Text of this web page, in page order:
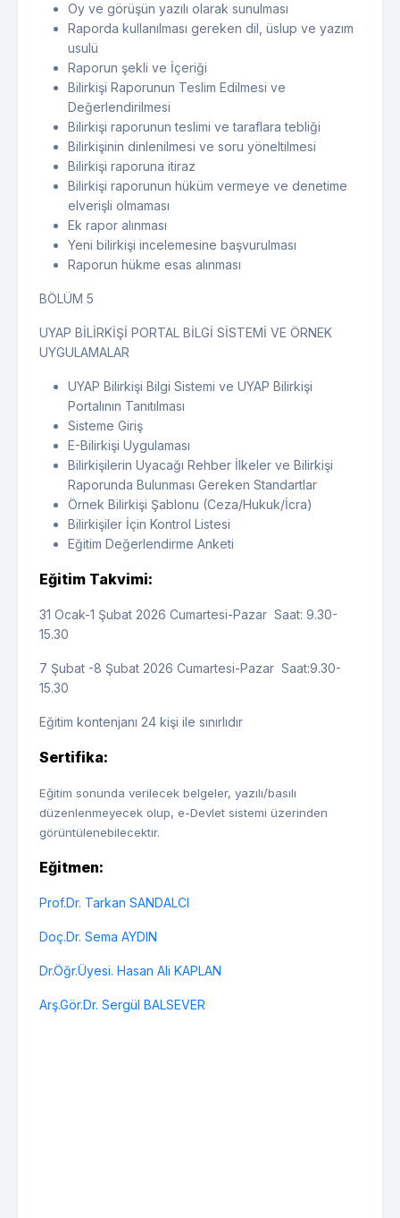
Oy ve görüşün yazılı olarak sunulması
Raporda kullanılması gereken dil, üslup ve yazım
usulü
Raporun şekli ve İçeriği
Bilirkişi Raporunun Teslim Edilmesi ve
Değerlendirilmesi
Bilirkişi raporunun teslimi ve taraflara tebliği
Bilirkişinin dinlenilmesi ve soru yöneltilmesi
Bilirkişi raporuna itiraz
Bilirkişi raporunun hüküm vermeye ve denetime
elverişli olmaması
Ek rapor alınması
Yeni bilirkişi incelemesine başvurulması
Raporun hükme esas alınması
BÖLÜM 5
UYAP BİLİRKİŞİ PORTAL BİLGİ SİSTEMİ VE ÖRNEK
UYGULAMALAR
UYAP Bilirkişi Bilgi Sistemi ve UYAP Bilirkişi
Portalının Tanıtılması
Sisteme Giriş
E-Bilirkişi Uygulaması
Bilirkişilerin Uyacağı Rehber İlkeler ve Bilirkişi
Raporunda Bulunması Gereken Standartlar
Örnek Bilirkişi Şablonu (Ceza/Hukuk/İcra)
Bilirkişiler İçin Kontrol Listesi
Eğitim Değerlendirme Anketi
Eğitim Takvimi:
31 Ocak-1 Şubat 2026 Cumartesi-Pazar Saat: 9.30-
15.30
7 Şubat -8 Şubat 2026 Cumartesi-Pazar Saat:9.30-
15.30
Eğitim kontenjanı 24 kişi ile sınırlıdır
Sertifika:
Eğitim sonunda verilecek belgeler, yazılı/basılı
düzenlenmeyecek olup, e-Devlet sistemi üzerinden
görüntülenebilecektir.
Eğitmen:
Prof.Dr. Tarkan SANDALCI
Doç.Dr. Sema AYDIN
Dr.Öğr.Üyesi. Hasan Ali KAPLAN
Arş.Gör.Dr. Sergül BALSEVER